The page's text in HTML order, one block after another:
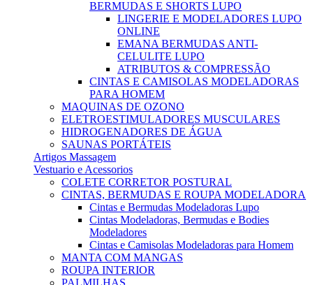
BERMUDAS E SHORTS LUPO
LINGERIE E MODELADORES LUPO
ONLINE
EMANA BERMUDAS ANTI-
CELULITE LUPO
ATRIBUTOS & COMPRESSÃO
CINTAS E CAMISOLAS MODELADORAS
PARA HOMEM
MAQUINAS DE OZONO
ELETROESTIMULADORES MUSCULARES
HIDROGENADORES DE ÁGUA
SAUNAS PORTÁTEIS
Artigos Massagem
Vestuario e Acessorios
COLETE CORRETOR POSTURAL
CINTAS, BERMUDAS E ROUPA MODELADORA
Cintas e Bermudas Modeladoras Lupo
Cintas Modeladoras, Bermudas e Bodies
Modeladores
Cintas e Camisolas Modeladoras para Homem
MANTA COM MANGAS
ROUPA INTERIOR
PALMILHAS